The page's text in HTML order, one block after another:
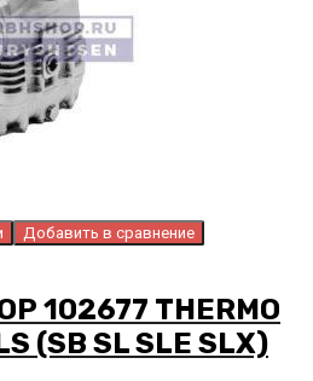
Добавить в сравнение
102677 THERMO
(SB SL SLE SLX)